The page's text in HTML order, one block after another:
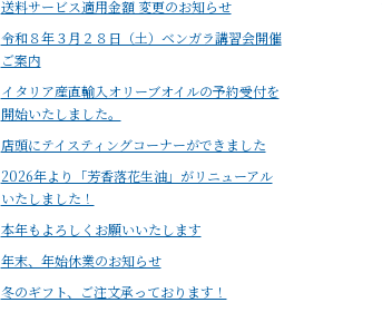
送料サービス適用金額 変更のお知らせ
令和８年３月２８日（土）ベンガラ講習会開催
ご案内
イタリア産直輸入オリーブオイルの予約受付を
開始いたしました。
店頭にテイスティングコーナーができました
2026年より「芳香落花生油」がリニューアル
いたしました！
本年もよろしくお願いいたします
年末、年始休業のお知らせ
冬のギフト、ご注文承っております！